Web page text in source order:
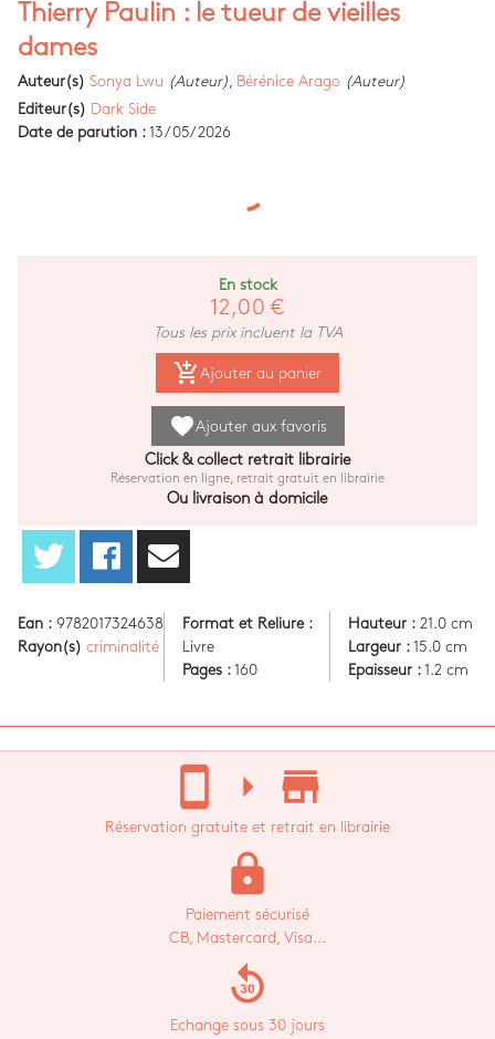
Thierry Paulin : le tueur de vieilles
dames
Auteur(s) Sonya Lwu (Auteur) Bérénice Arago (Auteur)
Editeur(s)
Dark Side
Date de parution : 13/05/2026
En stock
12,00 €
Tous les prix incluent la TVA
add_shopping_cart Ajouter au panier
favoriteAjouter aux favoris
Click & collect retrait librairie
Réservation en ligne, retrait gratuit en librairie
Ou livraison à domicile
Ean : 9782017324638
Rayon(s) criminalité
Format et Reliure :
Livre
Pages : 160
Hauteur :21.0 cm
Largeur :15.0 cm
Epaisseur :1.2 cm
stay_current_portrait arrow_right store_mall_directory
Réservation gratuite et retrait en librairie
lock
Paiement sécurisé
CB, Mastercard, Visa...
replay_30
Echange sous 30 jours